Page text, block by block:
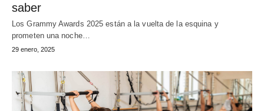
saber
Los Grammy Awards 2025 están a la vuelta de la esquina y
prometen una noche…
29 enero, 2025